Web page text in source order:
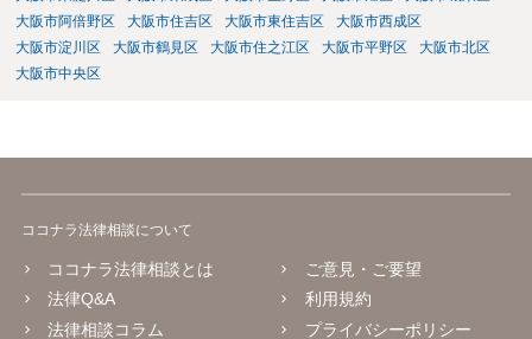
大阪市阿倍野区
大阪市住吉区 大阪市東住吉区
大阪市西成区
大阪市淀川区
大阪市鶴見区 大阪市住之江区 大阪市平野区
大阪市北区
大阪市中央区
ココナラ法律相談について
ココナラ法律相談とは
法律Q&A
法律相談コラム
ご意見・ご要望
利用規約
プライバシーポリシー